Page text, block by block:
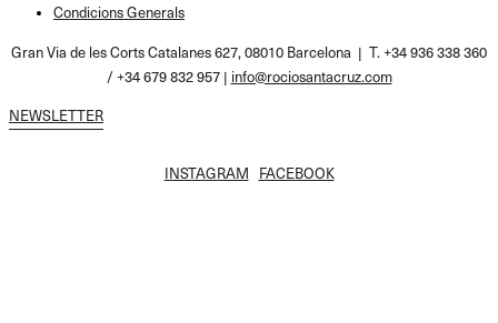
Condicions Generals
Gran Via de les Corts Catalanes 627, 08010 Barcelona | T. +34 936 338 360
/ +34 679 832 957 | info@rociosantacruz.com
NEWSLETTER
INSTAGRAM FACEBOOK